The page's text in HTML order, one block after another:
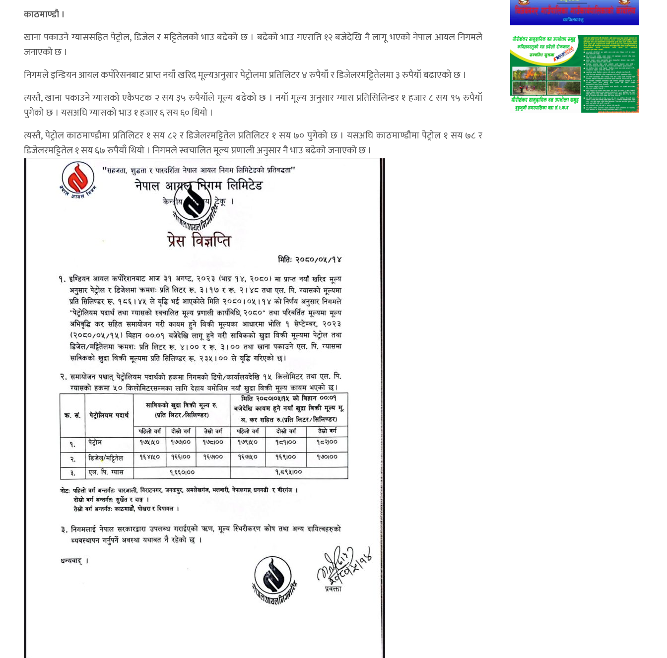
काठमाण्डौ ।
खाना पकाउने ग्याससहित पेट्रोल, डिजेल र मट्टितेलको भाउ बढेको छ । बढेको भाउ गएराति १२ बजेदेखि नै लागू भएको नेपाल आयल निगमले
जनाएको छ ।
निगमले इन्डियन आयल कर्पोरेसनबाट प्राप्त नयाँ खरिद मूल्यअनुसार पेट्रोलमा प्रतिलिटर ४ रुपैयाँ र डिजेलरमट्टितेलमा ३ रुपैयाँ बढाएको छ ।
त्यस्तै, खाना पकाउने ग्यासको एकैपटक २ सय ३५ रुपैयाँले मूल्य बढेको छ । नयाँ मूल्य अनुसार ग्यास प्रतिसिलिन्डर १ हजार ८ सय ९५ रुपैयाँ
पुगेको छ । यसअघि ग्यासको भाउ १ हजार ६ सय ६० थियो ।
त्यस्तै, पेट्रोल काठमाण्डौमा प्रतिलिटर १ सय ८२ र डिजेलरमट्टितेल प्रतिलिटर १ सय ७० पुगेको छ । यसअघि काठमाण्डौमा पेट्रोल १ सय ७८ र
डिजेलरमट्टितेल १ सय ६७ रुपैयाँ थियो । निगमले स्वचालित मूल्य प्रणाली अनुसार नै भाउ बढेको जनाएको छ ।